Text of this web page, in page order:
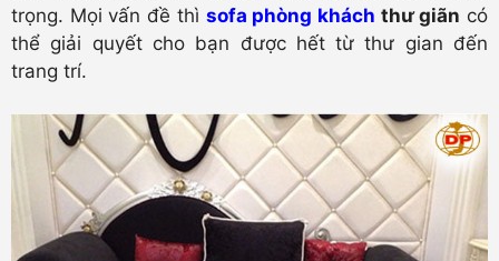
trọng. Mọi vấn đề thì sofa phòng khách thư giãn có
thể giải quyết cho bạn được hết từ thư gian đến
trang trí.